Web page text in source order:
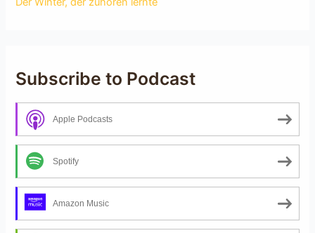
Subscribe to Podcast
Apple Podcasts
Spotify
Amazon Music